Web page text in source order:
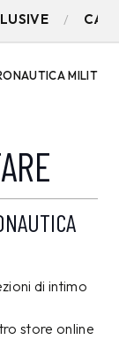
MILIT
di intimo
store online